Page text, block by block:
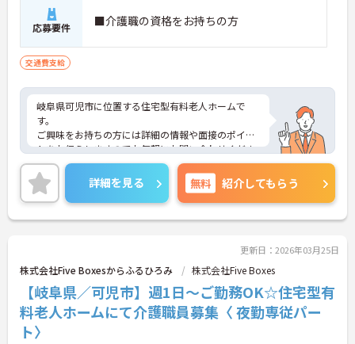
応募要件 ■介護職の資格をお持ちの方
交通費支給
岐阜県可児市に位置する住宅型有料老人ホームで
す。
ご興味をお持ちの方には詳細の情報や面接のポイン
トをお伝えしますのでお気軽にお問い合わせくださ
いませ。
詳細を見る 無料 紹介してもらう
更新日：2026年03月25日
株式会社Five Boxesからふるひろみ 株式会社Five Boxes
【岐阜県／可児市】週1日～ご勤務OK☆住宅型有
料老人ホームにて介護職員募集〈 夜勤専従パー
ト〉